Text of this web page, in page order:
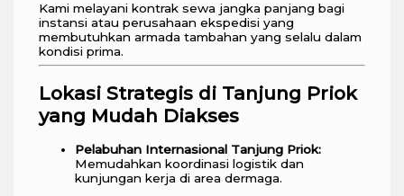
Kami melayani kontrak sewa jangka panjang bagi
instansi atau perusahaan ekspedisi yang
membutuhkan armada tambahan yang selalu dalam
kondisi prima.
Lokasi Strategis di Tanjung Priok
yang Mudah Diakses
Pelabuhan Internasional Tanjung Priok:
Memudahkan koordinasi logistik dan
kunjungan kerja di area dermaga.